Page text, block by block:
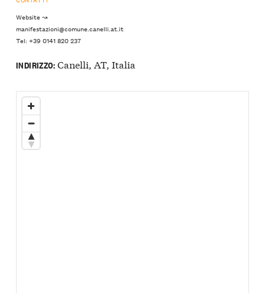
Website ↝
manifestazioni@comune.canelli.at.it
Tel: +39 0141 820 237
INDIRIZZO:Canelli, AT, Italia